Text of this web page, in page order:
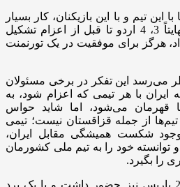
این تیم و با این بازیکنان، کار بسیار
سختی خواهد بود؛ چرا که نهایتاً 3، 4 اردو تا قبل از اعزام تشکیل
هرگز برای موفقیت در یک تورنمنت
می‌رسد این تفکر در برخی مسئولان
ایران با هر تیمی که اعزام شود، به
قهرمان می‌شود، اما شاید حواس
از جمله قزاقستان نیست؛ تیمی
شکست همیشگی مقابل ایران،
توانسته خود را به تیم ملی کشورمان
را بگیرد.
قزاقستان در پارالمپیک 2024 پاریس نیز حضور داشت و با یک برد